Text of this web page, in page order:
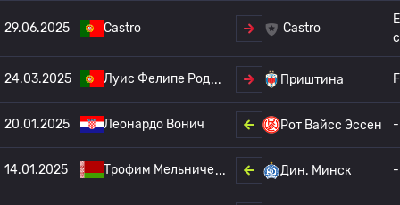
29.06.2025 Castro Castro
24.03.2025 Луис Фелипе Род Приштина
20.01.2025 Леонардо Вонич Рот Вайсс Эссен -
14.01.2025 Трофим Мельниче Дин. Минск -